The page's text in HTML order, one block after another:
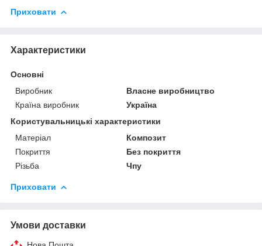
Приховати
Характеристики
Основні
Виробник
Власне виробництво
Країна виробник
Україна
Користувальницькі характеристики
Матеріал
Композит
Покриття
Без покриття
Різьба
Чпу
Приховати
Умови доставки